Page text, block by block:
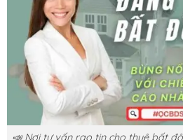
📣 Nơi tư vấn rao tin cho thuê bất